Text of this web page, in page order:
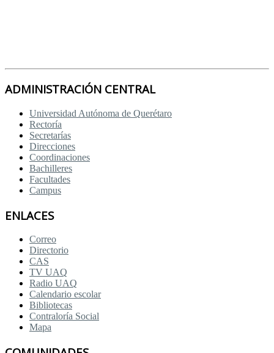
ADMINISTRACIÓN CENTRAL
Universidad Autónoma de Querétaro
Rectoría
Secretarías
Direcciones
Coordinaciones
Bachilleres
Facultades
Campus
ENLACES
Correo
Directorio
CAS
TV UAQ
Radio UAQ
Calendario escolar
Bibliotecas
Contraloría Social
Mapa